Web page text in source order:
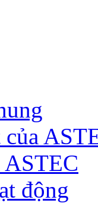
ASTEC
động